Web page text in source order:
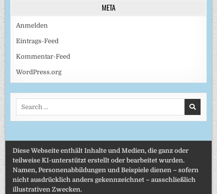
META
Anmelden
Eintrags-Feed
Kommentar-Feed
WordPress.org
Diese Webseite enthält Inhalte und Medien, die ganz oder
teilweise KI-unterstützt erstellt oder bearbeitet wurden.
Namen, Personenabbildungen und Beispiele dienen – sofern
nicht ausdrücklich anders gekennzeichnet – ausschließlich
illustrativen Zwecken.